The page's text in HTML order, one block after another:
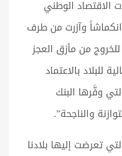
الاقتصاد الوطني
وآزرت من طرف
من مأزق العجز
للبلاد بالاعتماد
وفَّرها البنك
والناجحة”.
تعرضت إليها بلادنا